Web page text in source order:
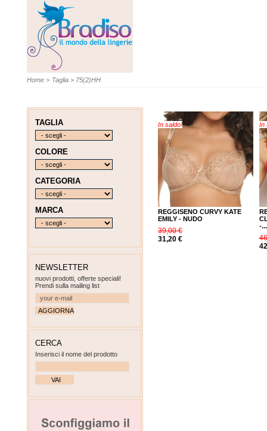
Home > Taglia > 75(2)HH
In saldo!
REGGISENO CURVY KATE
EMILY - NUDO
39,00 €
31,20 €
In
-...
TAGLIA
COLORE
CATEGORIA
MARCA
NEWSLETTER
nuovi prodotti, offerte speciali!
Prendi sulla mailing list
CERCA
Inserisci il nome del prodotto